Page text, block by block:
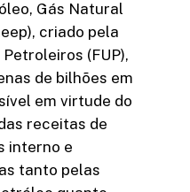
Gás Natural
criado pela
(FUP),
de bilhões em
em virtude do
receitas de
interno e
tanto pelas